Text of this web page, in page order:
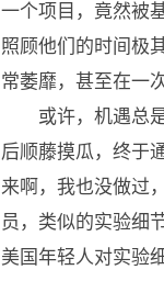
一个项目，竟然被
照顾他们的时间极
常萎靡，甚至在一
或许，机遇总是
后顺藤摸瓜，终于
来啊，我也没做过
员，类似的实验细
美国年轻人对实验